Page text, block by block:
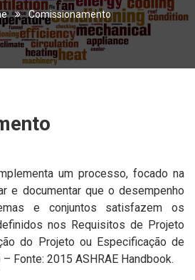
Comissionamento
um processo, focado na
e documentar que o desempenho
e conjuntos satisfazem os
nos Requisitos de Projeto
do Projeto ou Especificação de
Fonte: 2015 ASHRAE Handbook.